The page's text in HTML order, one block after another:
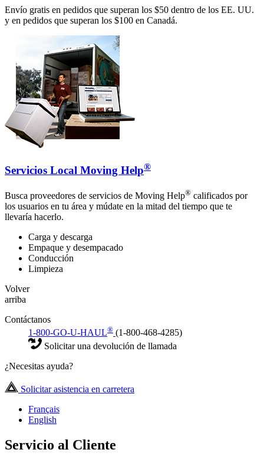
Envío gratis en pedidos que superan los $50 dentro de los EE. UU.
y en pedidos que superan los $100 en Canadá.
Servicios Local Moving Help®
Busca proveedores de servicios de Moving Help® calificados por
los usuarios en tu área y múdate en la mitad del tiempo que te
llevaría hacerlo.
Carga y descarga
Empaque y desempacado
Conducción
Limpieza
Volver
arriba
Contáctanos
1-800-GO-U-HAUL® (1-800-468-4285)
Solicitar una devolución de llamada
¿Necesitas ayuda?
Solicitar asistencia en carretera
Français
English
Servicio al Cliente